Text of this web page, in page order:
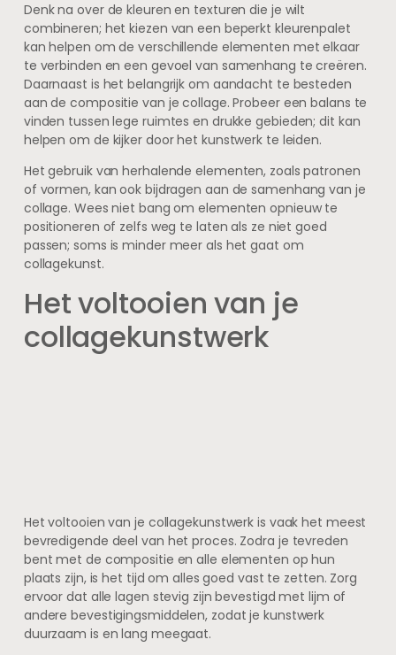
Denk na over de kleuren en texturen die je wilt
combineren; het kiezen van een beperkt kleurenpalet
kan helpen om de verschillende elementen met elkaar
te verbinden en een gevoel van samenhang te creëren.
Daarnaast is het belangrijk om aandacht te besteden
aan de compositie van je collage. Probeer een balans te
vinden tussen lege ruimtes en drukke gebieden; dit kan
helpen om de kijker door het kunstwerk te leiden.
Het gebruik van herhalende elementen, zoals patronen
of vormen, kan ook bijdragen aan de samenhang van je
collage. Wees niet bang om elementen opnieuw te
positioneren of zelfs weg te laten als ze niet goed
passen; soms is minder meer als het gaat om
collagekunst.
Het voltooien van je
collagekunstwerk
Het voltooien van je collagekunstwerk is vaak het meest
bevredigende deel van het proces. Zodra je tevreden
bent met de compositie en alle elementen op hun
plaats zijn, is het tijd om alles goed vast te zetten. Zorg
ervoor dat alle lagen stevig zijn bevestigd met lijm of
andere bevestigingsmiddelen, zodat je kunstwerk
duurzaam is en lang meegaat.